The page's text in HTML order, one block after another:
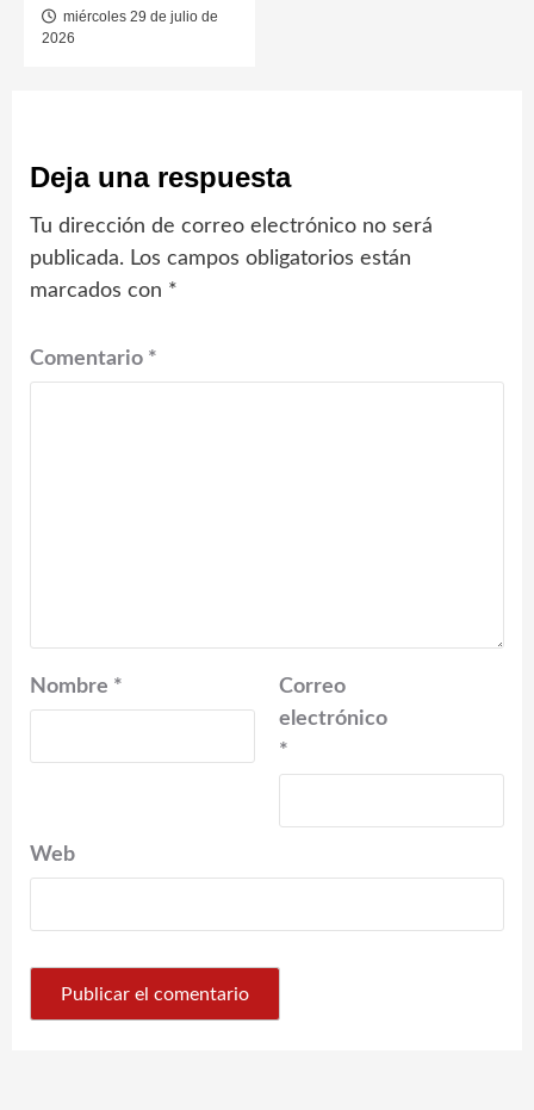
miércoles 29 de julio de
2026
Deja una respuesta
Tu dirección de correo electrónico no será
publicada. Los campos obligatorios están
marcados con *
Comentario *
Nombre *
Correo
electrónico
*
Web